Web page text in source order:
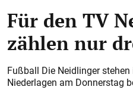
Für den TV
zählen nur
Fußball Die Neidlinger
Niederlagen am Donnerstag